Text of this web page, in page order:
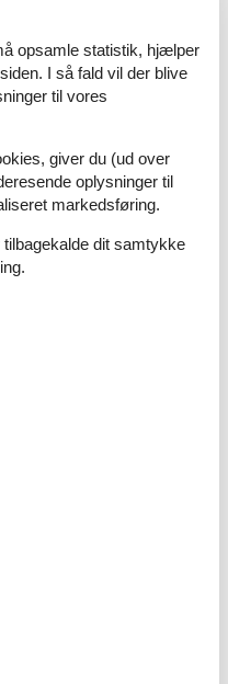
opsamle statistik, hjælper
I så fald vil der blive
til vores
giver du (ud over
oplysninger til
markedsføring.
dit samtykke